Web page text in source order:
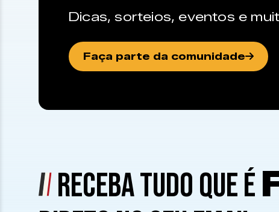
Dicas, sorteios, eventos e
Faça parte da comunidade
RECEBA TUDO QUE É